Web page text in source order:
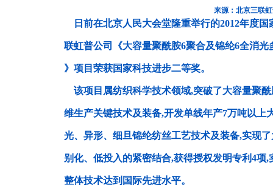
来源：北京三联
日前在北京人民大会堂隆重举行的2012年度国
联虹普公司《大容量聚酰胺6聚合及锦纶6全消
》项目荣获国家科技进步二等奖。
该项目属纺织科学技术领域,突破了大容量聚
维生产关键技术及装备,开发单线年产7万吨以上
光、异形、细旦锦纶纺丝工艺技术及装备,实现
别化、低投入的紧密结合,获得授权发明专利4项
整体技术达到国际先进水平。